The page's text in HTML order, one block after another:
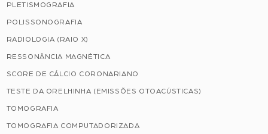
PLETISMOGRAFIA
POLISSONOGRAFIA
RADIOLOGIA (RAIO X)
RESSONÂNCIA MAGNÉTICA
SCORE DE CÁLCIO CORONARIANO
TESTE DA ORELHINHA (EMISSÕES OTOACÚSTICAS)
TOMOGRAFIA
TOMOGRAFIA COMPUTADORIZADA